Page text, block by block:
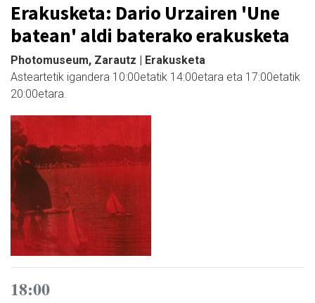
Erakusketa: Dario Urzairen 'Une
batean' aldi baterako erakusketa
Photomuseum, Zarautz | Erakusketa
Asteartetik igandera 10:00etatik 14:00etara eta 17:00etatik
20:00etara.
18:00